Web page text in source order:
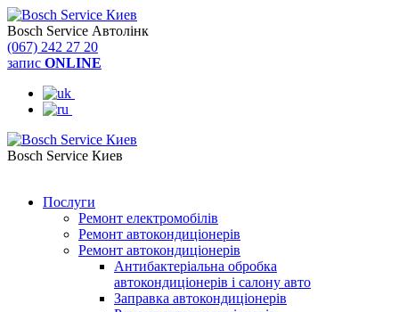
Bosch Service Автолінк
(067) 242 27 20
запис ONLINE
Bosch Service Киев
Послуги
Ремонт електромобілів
Ремонт автокондиціонерів
Ремонт автокондиціонерів
Антибактеріальна обробка
автокондиціонерів і салону авто
Заправка автокондиціонерів